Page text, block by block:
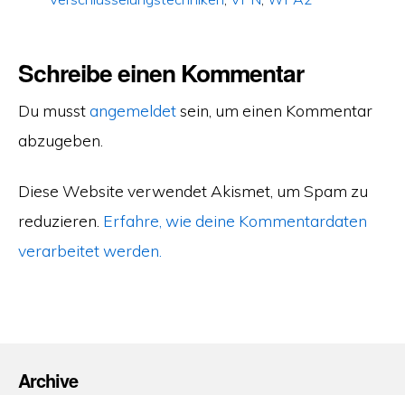
Schreibe einen Kommentar
Du musstangemeldetsein, um einen Kommentar
abzugeben.
Diese Website verwendet Akismet, um Spam zu
reduzieren. Erfahre, wie deine Kommentardaten
verarbeitet werden.
Archive